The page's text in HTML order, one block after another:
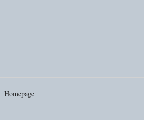
Homepage